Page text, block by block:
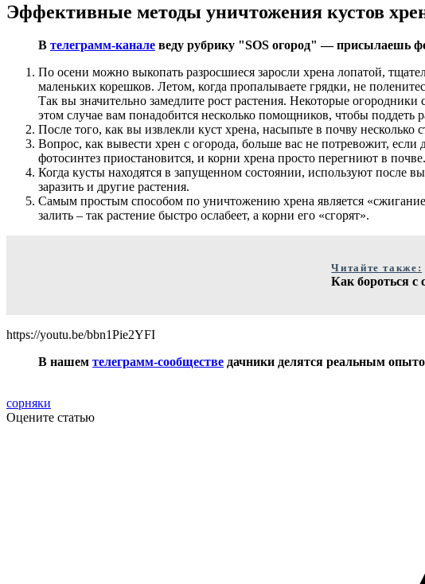
Эффективные методы уничтожения кустов
В телеграмм-канале веду рубрику "SOS огород" — присылаешь
По осени можно выкопать разросшиеся заросли хрена лопатой,
маленьких корешков. Летом, когда пропалываете грядки, не
Так вы значительно замедлите рост растения. Некоторые
этом случае вам понадобится несколько помощников, чтобы поддеть
После того, как вы извлекли куст хрена, насыпьте в почву
Вопрос, как вывести хрен с огорода, больше вас не потревожит,
фотосинтез приостановится, и корни хрена просто перегниют в почве.
Когда кусты находятся в запущенном состоянии, используют после
заразить и другие растения.
Самым простым способом по уничтожению хрена является
залить – так растение быстро ослабеет, а корни его «сгорят».
Читайте также:
Как бороться с
https://youtu.be/bbn1Pie2YFI
В нашем телеграмм-сообществе дачники делятся реальным
сорняки
Оцените статью